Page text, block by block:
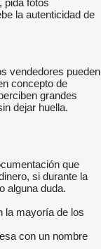
pida fotos
la autenticidad de
vendedores pueden
concepto de
grandes
dejar huella.
que
si durante la
alguna duda.
la mayoría de los
con un nombre